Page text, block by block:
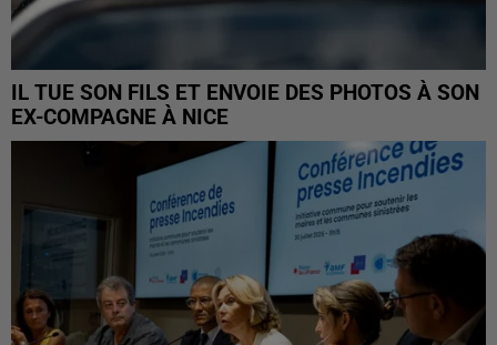
IL TUE SON FILS ET ENVOIE DES PHOTOS À SON
EX-COMPAGNE À NICE